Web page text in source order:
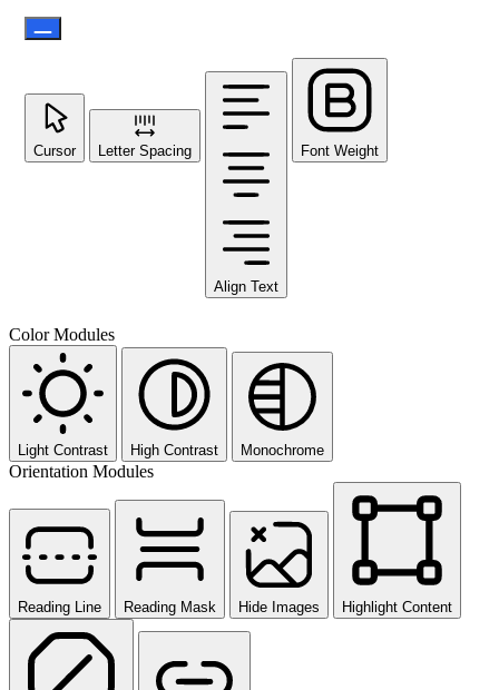
Cursor Letter Spacing
Align Text
Font Weight
Color Modules
Light Contrast High Contrast Monochrome
Orientation Modules
Reading Line Reading Mask Hide Images Highlight Content